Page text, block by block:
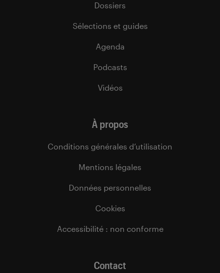
Dossiers
Sélections et guides
Agenda
Podcasts
Vidéos
À propos
Conditions générales d’utilisation
Mentions légales
Données personnelles
Cookies
Accessibilité : non conforme
Contact